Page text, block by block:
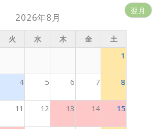
翌月
2026年8月
火 水 木 金 土
1
4 5 6 7 8
11 12 13 14 15